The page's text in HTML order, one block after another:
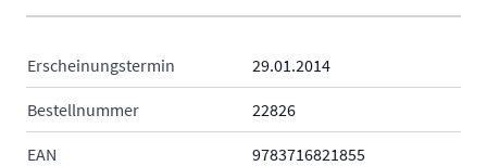
Erscheinungstermin 29.01.2014
Bestellnummer 22826
EAN 9783716821855